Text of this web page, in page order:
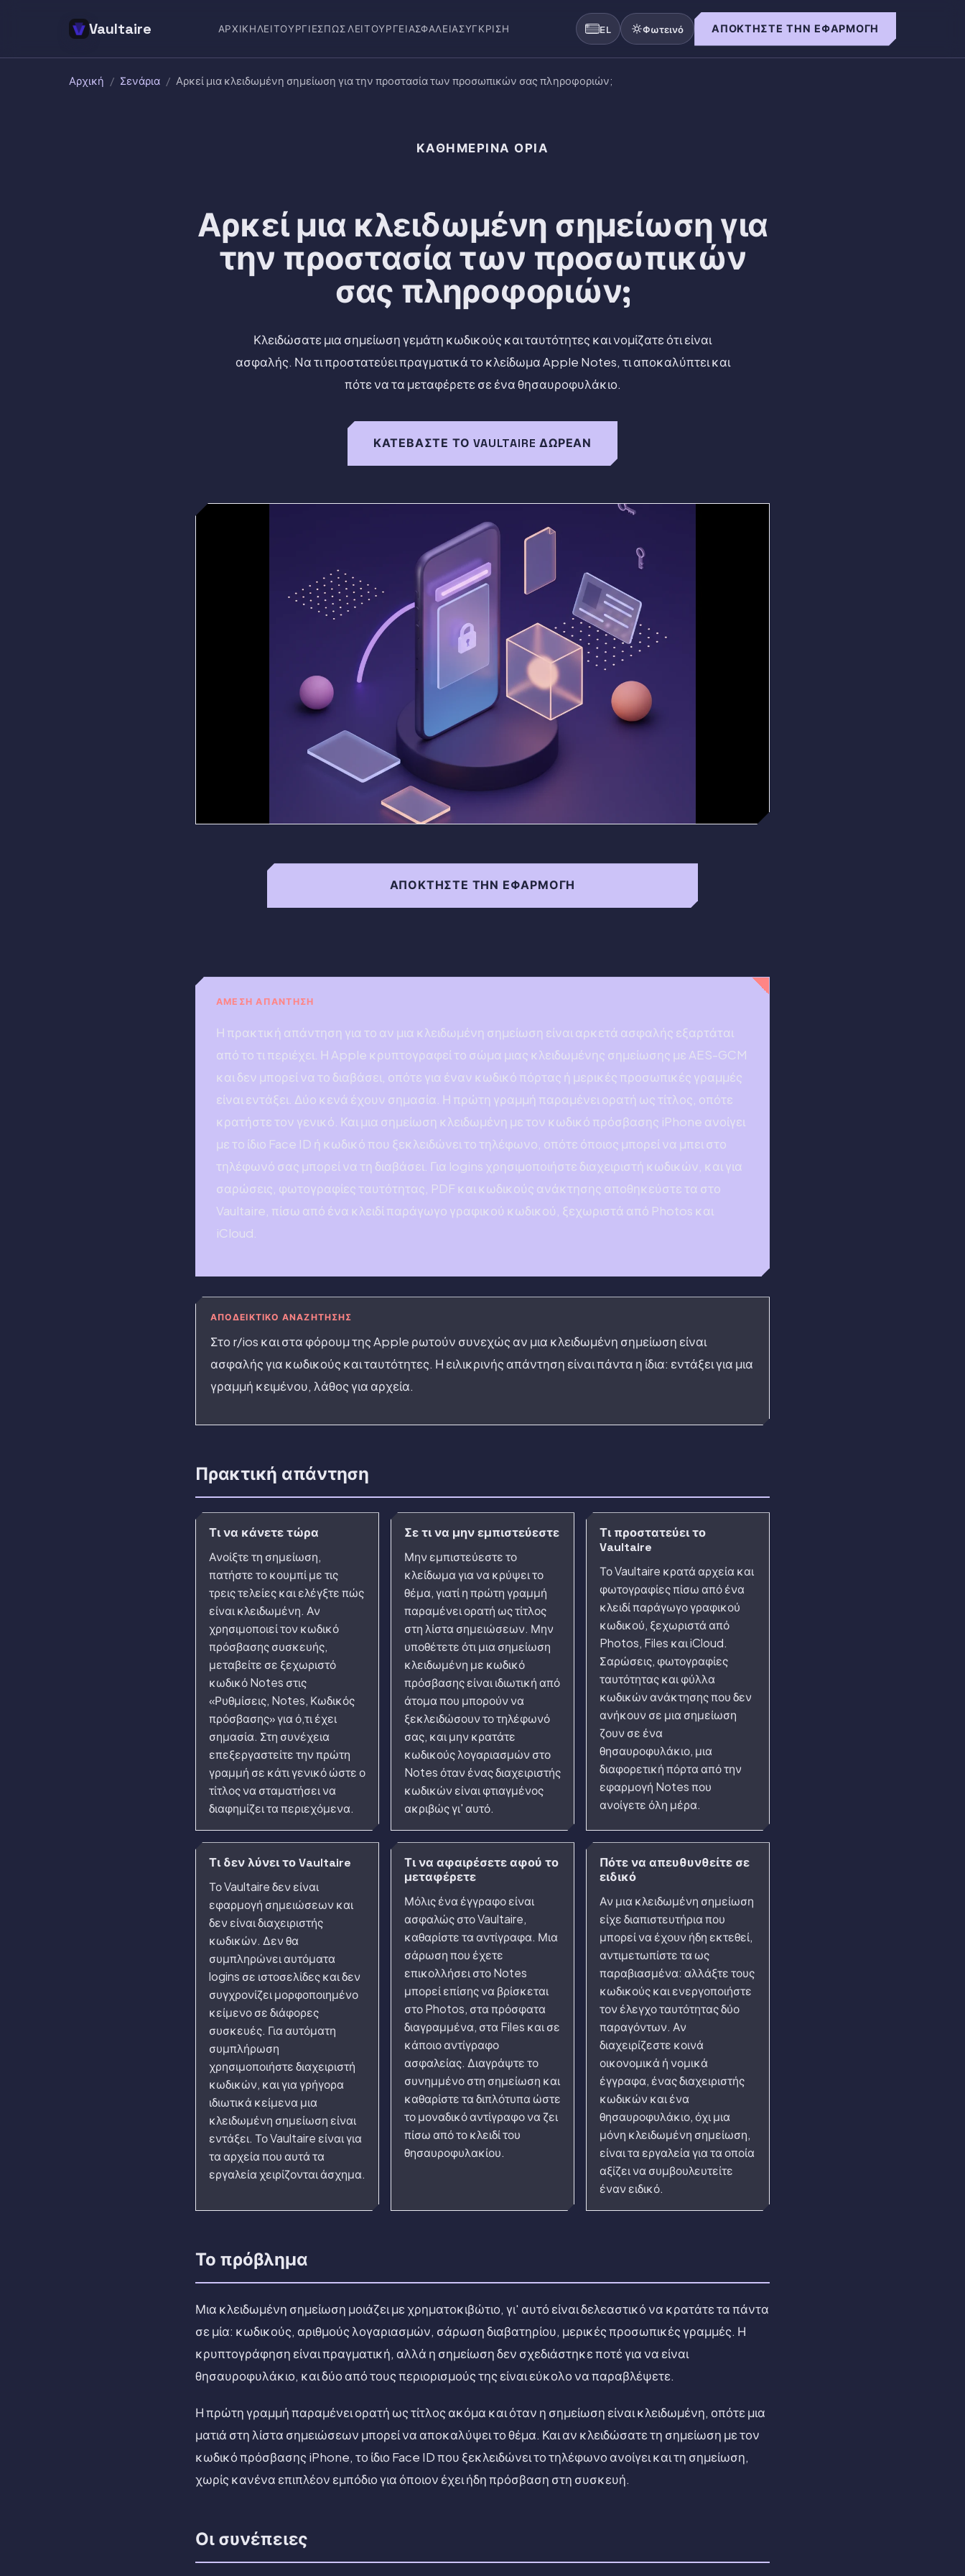
Vaultaire ΑΡΧΙΚΉΛΕΙΤΟΥΡΓΊΕΣΠΏΣ ΛΕΙΤΟΥΡΓΕΊΑΣΦΆΛΕΙΑΣΎΓΚΡΙΣΗ EL Φωτεινό ΑΠΟΚΤΉΣΤΕ ΤΗΝ ΕΦΑΡΜΟΓΉ
Αρχική / Σενάρια / Αρκεί μια κλειδωμένη σημείωση για την προστασία των προσωπικών σας πληροφοριών;
ΚΑΘΗΜΕΡΙΝΆ ΌΡΙΑ
Αρκεί μια κλειδωμένη σημείωση για
την προστασία των προσωπικών
σας πληροφοριών;
Κλειδώσατε μια σημείωση γεμάτη κωδικούς και ταυτότητες και νομίζατε ότι είναι
ασφαλής. Να τι προστατεύει πραγματικά το κλείδωμα Apple Notes, τι αποκαλύπτει και
πότε να τα μεταφέρετε σε ένα θησαυροφυλάκιο.
ΚΑΤΕΒΆΣΤΕ ΤΟ VAULTAIRE ΔΩΡΕΆΝ
ΑΠΟΚΤΉΣΤΕ ΤΗΝ ΕΦΑΡΜΟΓΉ
ΆΜΕΣΗ ΑΠΆΝΤΗΣΗ
Η πρακτική απάντηση για το αν μια κλειδωμένη σημείωση είναι αρκετά ασφαλής εξαρτάται
από το τι περιέχει. Η Apple κρυπτογραφεί το σώμα μιας κλειδωμένης σημείωσης με AES-GCM
και δεν μπορεί να το διαβάσει, οπότε για έναν κωδικό πόρτας ή μερικές προσωπικές γραμμές
είναι εντάξει. Δύο κενά έχουν σημασία. Η πρώτη γραμμή παραμένει ορατή ως τίτλος, οπότε
κρατήστε τον γενικό. Και μια σημείωση κλειδωμένη με τον κωδικό πρόσβασης iPhone ανοίγει
με το ίδιο Face ID ή κωδικό που ξεκλειδώνει το τηλέφωνο, οπότε όποιος μπορεί να μπει στο
τηλέφωνό σας μπορεί να τη διαβάσει. Για logins χρησιμοποιήστε διαχειριστή κωδικών, και για
σαρώσεις, φωτογραφίες ταυτότητας, PDF και κωδικούς ανάκτησης αποθηκεύστε τα στο
Vaultaire, πίσω από ένα κλειδί παράγωγο γραφικού κωδικού, ξεχωριστά από Photos και
iCloud.
ΑΠΟΔΕΙΚΤΙΚΌ ΑΝΑΖΉΤΗΣΗΣ
Στο r/ios και στα φόρουμ της Apple ρωτούν συνεχώς αν μια κλειδωμένη σημείωση είναι
ασφαλής για κωδικούς και ταυτότητες. Η ειλικρινής απάντηση είναι πάντα η ίδια: εντάξει για μια
γραμμή κειμένου, λάθος για αρχεία.
Πρακτική απάντηση
Τι να κάνετε τώρα
Ανοίξτε τη σημείωση,
πατήστε το κουμπί με τις
τρεις τελείες και ελέγξτε πώς
είναι κλειδωμένη. Αν
χρησιμοποιεί τον κωδικό
πρόσβασης συσκευής,
μεταβείτε σε ξεχωριστό
κωδικό Notes στις
«Ρυθμίσεις, Notes, Κωδικός
πρόσβασης» για ό,τι έχει
σημασία. Στη συνέχεια
επεξεργαστείτε την πρώτη
γραμμή σε κάτι γενικό ώστε ο
τίτλος να σταματήσει να
διαφημίζει τα περιεχόμενα.
Σε τι να μην εμπιστεύεστε
Μην εμπιστεύεστε το
κλείδωμα για να κρύψει το
θέμα, γιατί η πρώτη γραμμή
παραμένει ορατή ως τίτλος
στη λίστα σημειώσεων. Μην
υποθέτετε ότι μια σημείωση
κλειδωμένη με κωδικό
πρόσβασης είναι ιδιωτική από
άτομα που μπορούν να
ξεκλειδώσουν το τηλέφωνό
σας, και μην κρατάτε
κωδικούς λογαριασμών στο
Notes όταν ένας διαχειριστής
κωδικών είναι φτιαγμένος
ακριβώς γι' αυτό.
Τι προστατεύει το
Vaultaire
Το Vaultaire κρατά αρχεία και
φωτογραφίες πίσω από ένα
κλειδί παράγωγο γραφικού
κωδικού, ξεχωριστά από
Photos, Files και iCloud.
Σαρώσεις, φωτογραφίες
ταυτότητας και φύλλα
κωδικών ανάκτησης που δεν
ανήκουν σε μια σημείωση
ζουν σε ένα
θησαυροφυλάκιο, μια
διαφορετική πόρτα από την
εφαρμογή Notes που
ανοίγετε όλη μέρα.
Τι δεν λύνει το Vaultaire
Το Vaultaire δεν είναι
εφαρμογή σημειώσεων και
δεν είναι διαχειριστής
κωδικών. Δεν θα
συμπληρώνει αυτόματα
logins σε ιστοσελίδες και δεν
συγχρονίζει μορφοποιημένο
κείμενο σε διάφορες
συσκευές. Για αυτόματη
συμπλήρωση
χρησιμοποιήστε διαχειριστή
κωδικών, και για γρήγορα
ιδιωτικά κείμενα μια
κλειδωμένη σημείωση είναι
εντάξει. Το Vaultaire είναι για
τα αρχεία που αυτά τα
εργαλεία χειρίζονται άσχημα.
Τι να αφαιρέσετε αφού το
μεταφέρετε
Μόλις ένα έγγραφο είναι
ασφαλώς στο Vaultaire,
καθαρίστε τα αντίγραφα. Μια
σάρωση που έχετε
επικολλήσει στο Notes
μπορεί επίσης να βρίσκεται
στο Photos, στα πρόσφατα
διαγραμμένα, στα Files και σε
κάποιο αντίγραφο
ασφαλείας. Διαγράψτε το
συνημμένο στη σημείωση και
καθαρίστε τα διπλότυπα ώστε
το μοναδικό αντίγραφο να ζει
πίσω από το κλειδί του
θησαυροφυλακίου.
Πότε να απευθυνθείτε σε
ειδικό
Αν μια κλειδωμένη σημείωση
είχε διαπιστευτήρια που
μπορεί να έχουν ήδη εκτεθεί,
αντιμετωπίστε τα ως
παραβιασμένα: αλλάξτε τους
κωδικούς και ενεργοποιήστε
τον έλεγχο ταυτότητας δύο
παραγόντων. Αν
διαχειρίζεστε κοινά
οικονομικά ή νομικά
έγγραφα, ένας διαχειριστής
κωδικών και ένα
θησαυροφυλάκιο, όχι μια
μόνη κλειδωμένη σημείωση,
είναι τα εργαλεία για τα οποία
αξίζει να συμβουλευτείτε
έναν ειδικό.
Το πρόβλημα
Μια κλειδωμένη σημείωση μοιάζει με χρηματοκιβώτιο, γι' αυτό είναι δελεαστικό να κρατάτε τα πάντα
σε μία: κωδικούς, αριθμούς λογαριασμών, σάρωση διαβατηρίου, μερικές προσωπικές γραμμές. Η
κρυπτογράφηση είναι πραγματική, αλλά η σημείωση δεν σχεδιάστηκε ποτέ για να είναι
θησαυροφυλάκιο, και δύο από τους περιορισμούς της είναι εύκολο να παραβλέψετε.
Η πρώτη γραμμή παραμένει ορατή ως τίτλος ακόμα και όταν η σημείωση είναι κλειδωμένη, οπότε μια
ματιά στη λίστα σημειώσεων μπορεί να αποκαλύψει το θέμα. Και αν κλειδώσατε τη σημείωση με τον
κωδικό πρόσβασης iPhone, το ίδιο Face ID που ξεκλειδώνει το τηλέφωνο ανοίγει και τη σημείωση,
χωρίς κανένα επιπλέον εμπόδιο για όποιον έχει ήδη πρόσβαση στη συσκευή.
Οι συνέπειες